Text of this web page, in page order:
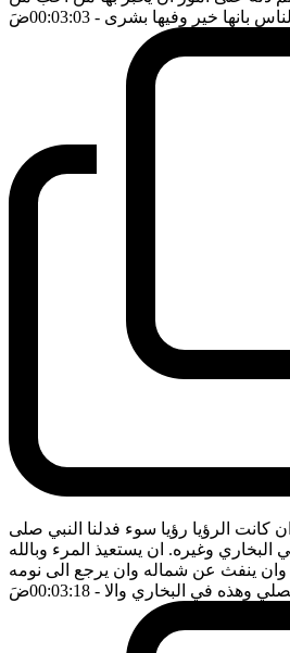
الناس بانها خير وفيها بشرى - 00:03:03 ضَ
كانت الرؤيا رؤيا سوء فدلنا النبي صلى
البخاري وغيره. ان يستعيذ المرء وبالله
ينفث عن شماله وان يرجع الى نومه
وهذه في البخاري والا - 00:03:18 ضَ